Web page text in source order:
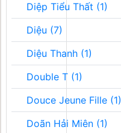
Diệp Tiểu Thất (1)
Diệu (7)
Diệu Thanh (1)
Double T (1)
Douce Jeune Fille (1)
Doãn Hải Miên (1)